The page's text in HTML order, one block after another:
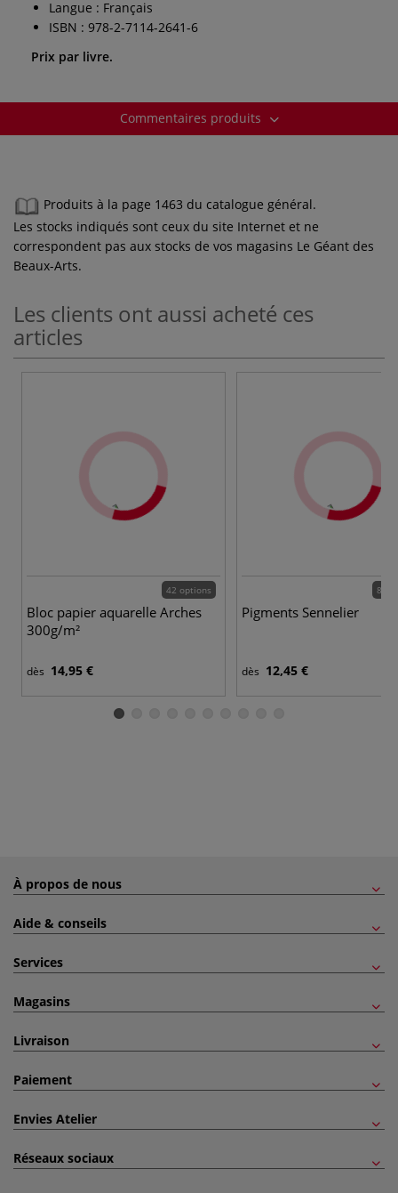
Langue : Français
ISBN : 978-2-7114-2641-6
Prix par livre.
Commentaires produits
Produits à la page 1463 du catalogue général.
Les stocks indiqués sont ceux du site Internet et ne
correspondent pas aux stocks de vos magasins Le Géant des
Beaux-Arts.
Les clients ont aussi acheté ces
articles
42 options
Bloc papier aquarelle Arches
300g/m²
dès 14,95 €
86
Pigments Sennelier
dès 12,45 €
À propos de nous
Aide & conseils
Services
Magasins
Livraison
Paiement
Envies Atelier
Réseaux sociaux